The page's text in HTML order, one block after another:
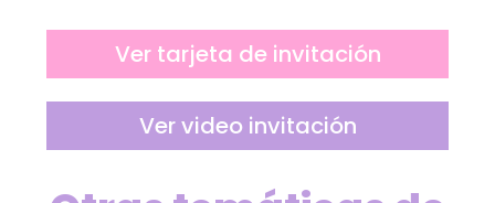
Ver tarjeta de invitación
Ver video invitación